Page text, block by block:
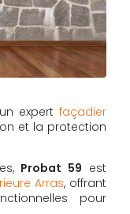
expertfaçadier
et la protection
Probat 59 est
Arras, offrant
pour